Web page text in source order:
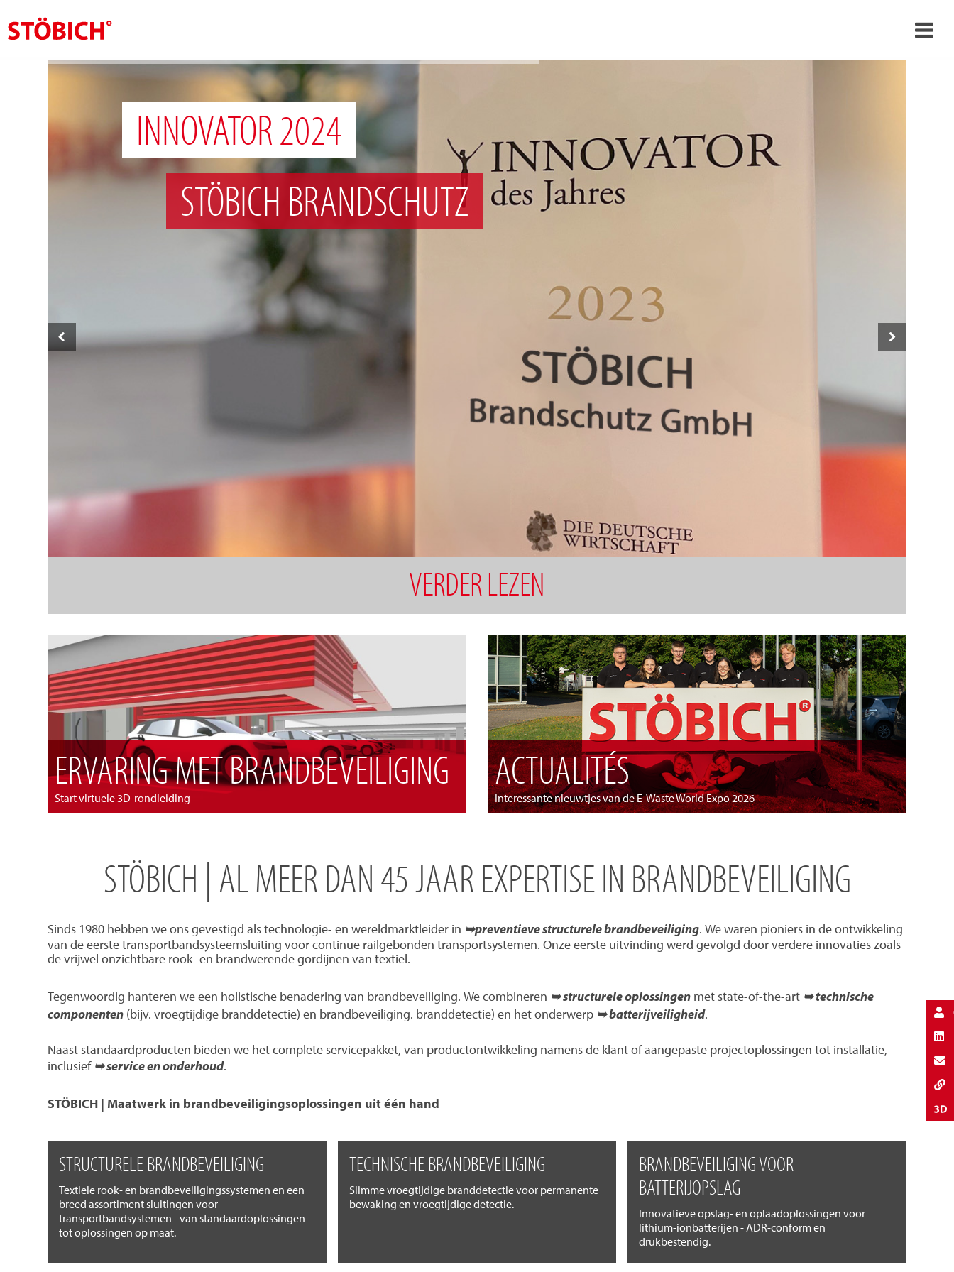
NL
Oplossingen
Over Stöbich
VERDER LEZEN
INNOVATOR 2024
STÖBICH BRANDSCHUTZ
ERVARING MET BRANDBEVEILIGING
Start virtuele 3D-rondleiding
ACTUALITÉS
Interessante nieuwtjes van de E-Waste World Expo 2026
STÖBICH | AL MEER DAN 45 JAAR EXPERTISE IN BRANDBEVEILIGING
Sinds 1980 hebben we ons gevestigd als technologie- en wereldmarktleider in ➥preventieve structurele brandbeveiliging. We waren pioniers in de ontwikkeling
van de eerste transportbandsysteemsluiting voor continue railgebonden transportsystemen. Onze eerste uitvinding werd gevolgd door verdere innovaties zoals
de vrijwel onzichtbare rook- en brandwerende gordijnen van textiel.
Tegenwoordig hanteren we een holistische benadering van brandbeveiliging. We combineren ➥ structurele oplossingen met state-of-the-art ➥ technische
componenten (bijv. vroegtijdige branddetectie) en brandbeveiliging. branddetectie) en het onderwerp ➥ batterijveiligheid.
Naast standaardproducten bieden we het complete servicepakket, van productontwikkeling namens de klant of aangepaste projectoplossingen tot installatie,
inclusief ➥ service en onderhoud.
STÖBICH | Maatwerk in brandbeveiligingsoplossingen uit één hand
STRUCTURELE BRANDBEVEILIGING
Textiele rook- en brandbeveiligingssystemen en een
breed assortiment sluitingen voor
transportbandsystemen - van standaardoplossingen
tot oplossingen op maat.
TECHNISCHE BRANDBEVEILIGING
Slimme vroegtijdige branddetectie voor permanente
bewaking en vroegtijdige detectie.
BRANDBEVEILIGING VOOR
BATTERIJOPSLAG
Innovatieve opslag- en oplaadoplossingen voor
lithium-ionbatterijen - ADR-conform en
drukbestendig.